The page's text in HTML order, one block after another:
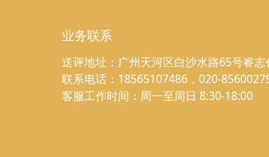
业务联系
送评地址：广州天河区白沙水路65号睿志
联系电话：18565107486，020-
客服工作时间：周一至周日 8:30-18:00